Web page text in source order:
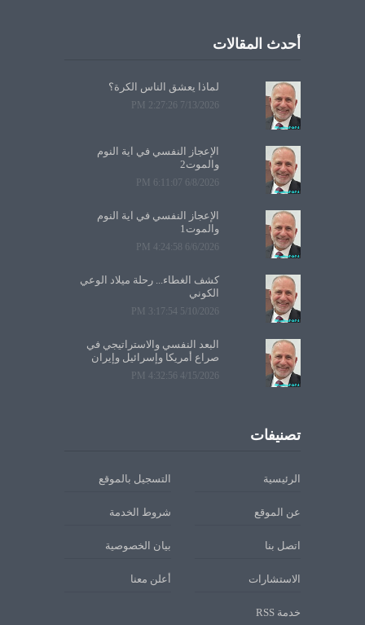
أحدث المقالات
لماذا يعشق الناس الكرة؟
7/13/2026 2:27:26 PM
الإعجاز النفسي في آية النوم
والموت2
6/8/2026 6:11:07 PM
الإعجاز النفسي في آية النوم
والموت1
6/6/2026 4:24:58 PM
كشف الغطاء... رحلة ميلاد الوعي
الكوني
5/10/2026 3:17:54 PM
البعد النفسي والاستراتيجي في
صراع أمريكا وإسرائيل وإيران
4/15/2026 4:32:56 PM
تصنيفات
الرئيسية التسجيل بالموقع
عن الموقع شروط الخدمة
اتصل بنا بيان الخصوصية
الاستشارات أعلن معنا
خدمة RSS